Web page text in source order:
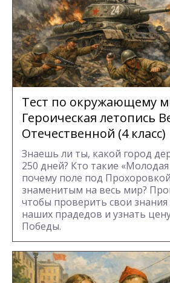
Тест по окружающему
Героическая летопись
Отечественной (4 класс)
Знаешь ли ты, какой город
250 дней? Кто такие
почему поле под
знаменитым на весь мир?
чтобы проверить свои знания
наших прадедов и узнать
Победы.